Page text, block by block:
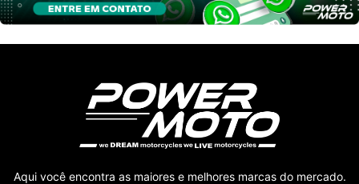
Aqui você encontra as maiores e melhores marcas do mercado.